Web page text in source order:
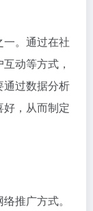
。通过在社
动等方式，
通过数据分析
，从而制定
推广方式。